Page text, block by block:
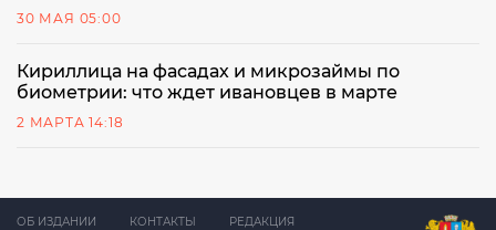
30 МАЯ 05:00
Кириллица на фасадах и микрозаймы по
биометрии: что ждет ивановцев в марте
2 МАРТА 14:18
ОБ ИЗДАНИИ КОНТАКТЫ РЕДАКЦИЯ